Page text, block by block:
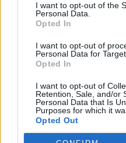
I want to opt-out of the
Personal Data.
Opted In
I want to opt-out of
Personal Data for
Opted In
I want to opt-out of
Retention, Sale, and/or
Personal Data that Is
Purposes for which it
Opted Out
γενετικού
να οδηγήσουν
θρίλερ.
Δείτε το βίντεο